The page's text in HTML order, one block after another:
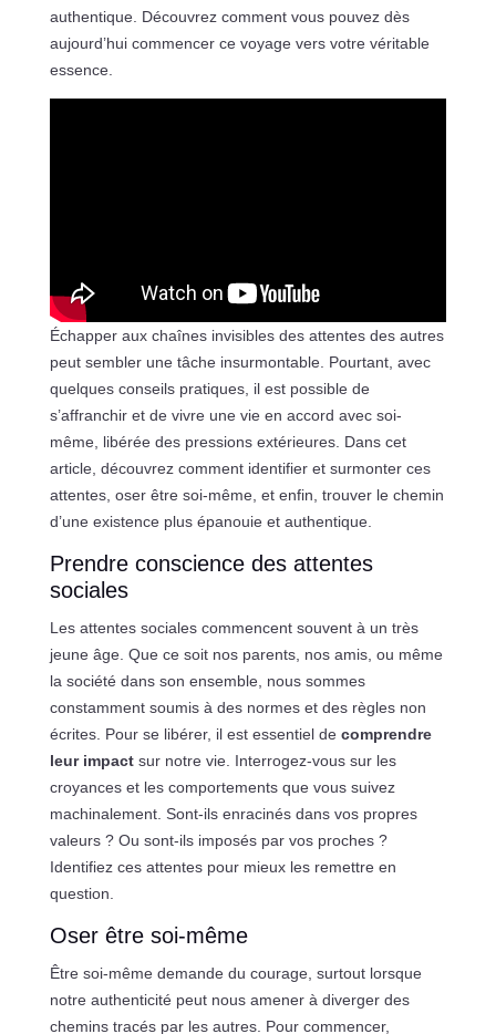
authentique. Découvrez comment vous pouvez dès
aujourd’hui commencer ce voyage vers votre véritable
essence.
Échapper aux chaînes invisibles des attentes des autres
peut sembler une tâche insurmontable. Pourtant, avec
quelques conseils pratiques, il est possible de
s’affranchir et de vivre une vie en accord avec soi-
même, libérée des pressions extérieures. Dans cet
article, découvrez comment identifier et surmonter ces
attentes, oser être soi-même, et enfin, trouver le chemin
d’une existence plus épanouie et authentique.
Prendre conscience des attentes
sociales
Les attentes sociales commencent souvent à un très
jeune âge. Que ce soit nos parents, nos amis, ou même
la société dans son ensemble, nous sommes
constamment soumis à des normes et des règles non
écrites. Pour se libérer, il est essentiel de comprendre
leur impactsur notre vie. Interrogez-vous sur les
croyances et les comportements que vous suivez
machinalement. Sont-ils enracinés dans vos propres
valeurs ? Ou sont-ils imposés par vos proches ?
Identifiez ces attentes pour mieux les remettre en
question.
Oser être soi-même
Être soi-même demande du courage, surtout lorsque
notre authenticité peut nous amener à diverger des
chemins tracés par les autres. Pour commencer,